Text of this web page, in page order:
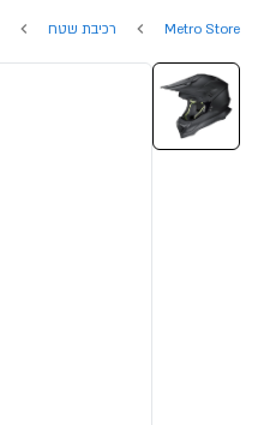
Metro Store רכיבת שטח